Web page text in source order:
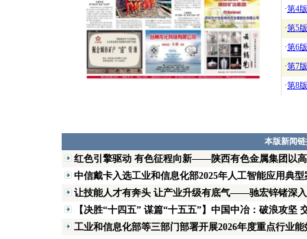
·第4版
·第5版
·第6版
·第7版
·第8版
本版新闻
红色引擎驱动 有色征程向新——陕西有色金属集团以
中信戴卡入选工业和信息化部2025年人工智能应用典型
让技能人才有奔头 让产业升级有底气——驰宏锌锗深
【决胜“十四五” 谋篇“十五五”】中国中冶：破浪攻坚
工业和信息化部等三部门部署开展2026年度重点行业